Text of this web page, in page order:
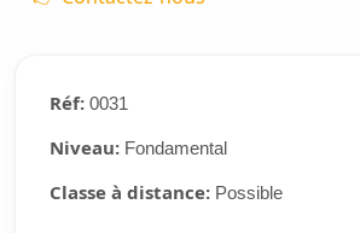
Réf:0031
Niveau:Fondamental
Classe à distance:Possible